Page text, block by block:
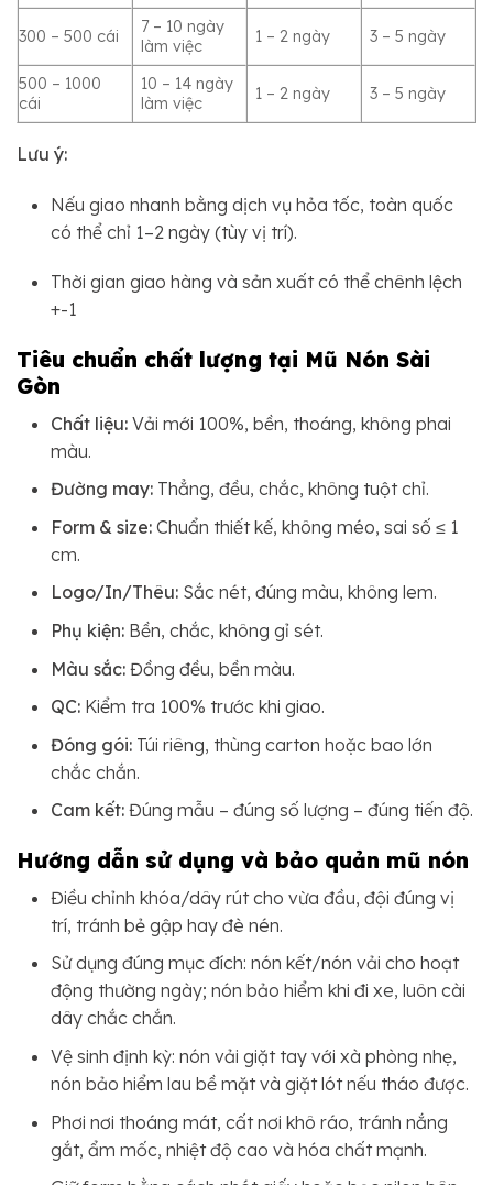
300 – 500 cái
7 – 10 ngày
làm việc
1 – 2 ngày 3 – 5 ngày
500 – 1000
cái
10 – 14 ngày
làm việc
1 – 2 ngày 3 – 5 ngày
Lưu ý:
Nếu giao nhanh bằng dịch vụ hỏa tốc, toàn quốc
có thể chỉ 1–2 ngày (tùy vị trí).
Thời gian giao hàng và sản xuất có thể chênh lệch
+-1
Tiêu chuẩn chất lượng tại Mũ Nón Sài
Gòn
Chất liệu:Vải mới 100%, bền, thoáng, không phai
màu.
Đường may:Thẳng, đều, chắc, không tuột chỉ.
Form & size:Chuẩn thiết kế, không méo, sai số ≤ 1
cm.
Logo/In/Thêu:Sắc nét, đúng màu, không lem.
Phụ kiện:Bền, chắc, không gỉ sét.
Màu sắc:Đồng đều, bền màu.
QC:Kiểm tra 100% trước khi giao.
Đóng gói:Túi riêng, thùng carton hoặc bao lớn
chắc chắn.
Cam kết:Đúng mẫu – đúng số lượng – đúng tiến độ.
Hướng dẫn sử dụng và bảo quản mũ nón
Điều chỉnh khóa/dây rút cho vừa đầu, đội đúng vị
trí, tránh bẻ gập hay đè nén.
Sử dụng đúng mục đích: nón kết/nón vải cho hoạt
động thường ngày; nón bảo hiểm khi đi xe, luôn cài
dây chắc chắn.
Vệ sinh định kỳ: nón vải giặt tay với xà phòng nhẹ,
nón bảo hiểm lau bề mặt và giặt lót nếu tháo được.
Phơi nơi thoáng mát, cất nơi khô ráo, tránh nắng
gắt, ẩm mốc, nhiệt độ cao và hóa chất mạnh.